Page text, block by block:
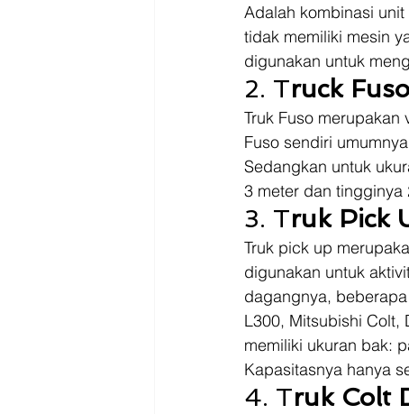
Adalah kombinasi
tidak memiliki mesin
digunakan untuk
2. Truck
Truk Fuso
Fuso sendiri
Sedangkan untuk
3 meter dan tingginya
3. Truk Pick
Truk pick up
digunakan untuk
dagangnya,
L300, Mitsubishi Colt,
memiliki ukuran bak:
Kapasitasnya hanya
4. Truk Colt